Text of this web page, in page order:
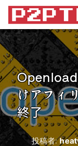
けアフィ
終了
投稿者: